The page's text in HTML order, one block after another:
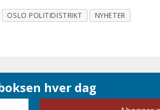
OSLO POLITIDISTRIKT NYHETER
hver dag